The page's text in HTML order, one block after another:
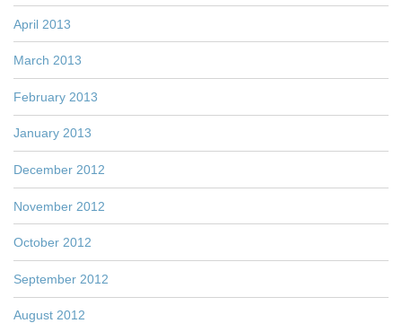
April 2013
March 2013
February 2013
January 2013
December 2012
November 2012
October 2012
September 2012
August 2012